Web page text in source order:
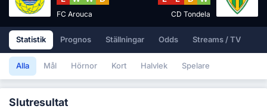
FC Arouca CD Tondela
Statistik Prognos Ställningar Odds Streams / TV
Alla Mål Hörnor Kort Halvlek Spelare
Slutresultat